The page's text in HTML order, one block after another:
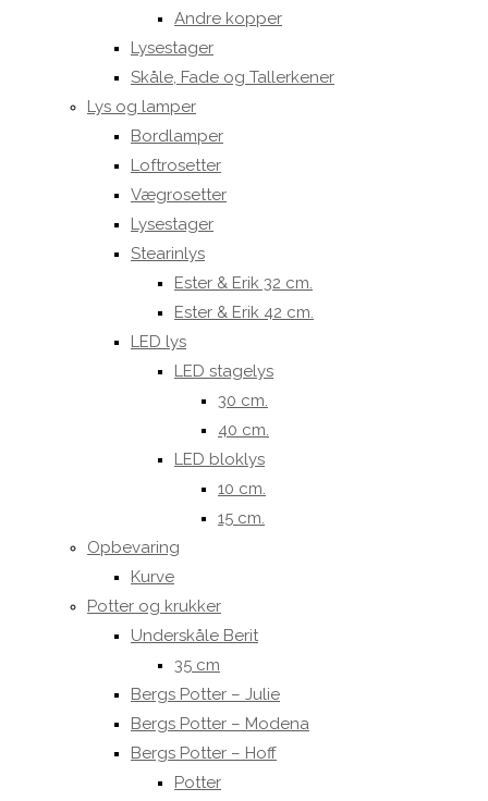
Andre kopper
Lysestager
Skåle, Fade og Tallerkener
Lys og lamper
Bordlamper
Loftrosetter
Vægrosetter
Lysestager
Stearinlys
Ester & Erik 32 cm.
Ester & Erik 42 cm.
LED lys
LED stagelys
30 cm.
40 cm.
LED bloklys
10 cm.
15 cm.
Opbevaring
Kurve
Potter og krukker
Underskåle Berit
35 cm
Bergs Potter – Julie
Bergs Potter – Modena
Bergs Potter – Hoff
Potter